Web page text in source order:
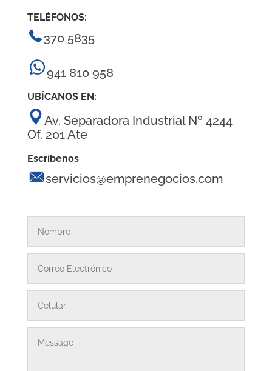
TELÉFONOS:
370 5835
941 810 958
UBÍCANOS EN:
Av. Separadora Industrial Nº 4244
Of. 201 Ate
Escríbenos
servicios@emprenegocios.com